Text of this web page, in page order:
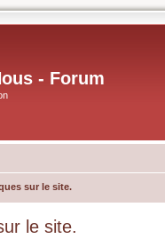
- Forum
sur le site.
le site.